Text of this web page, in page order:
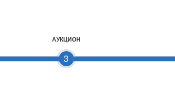
3
АУКЦИОН